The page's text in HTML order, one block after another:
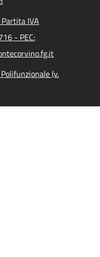
IVA
- PEC:
(v.